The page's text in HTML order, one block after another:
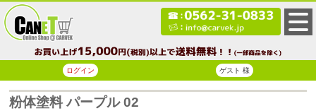
ログイン ゲスト 様
粉体塗料 パープル 02